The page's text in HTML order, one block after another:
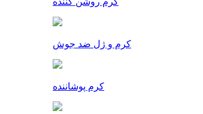
کرم و ژل ضد جوش
کرم پوشاننده